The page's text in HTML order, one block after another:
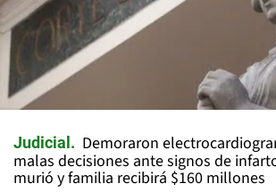
Judicial
Demoraron
malas decisiones ante signos de
murió y familia recibirá $160 millones